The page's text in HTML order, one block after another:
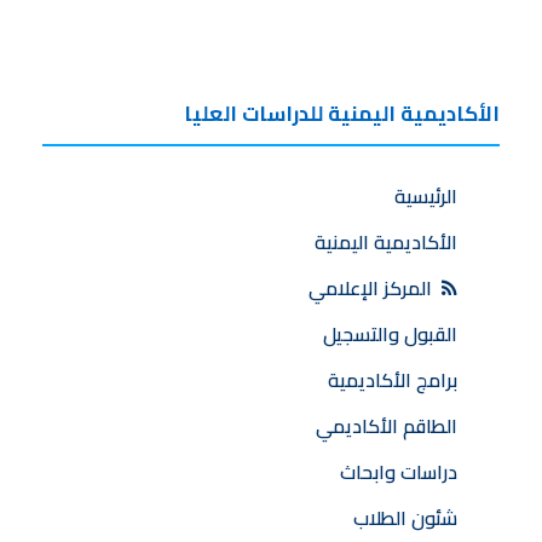
الأكاديمية اليمنية للدراسات العليا
الرئيسية
الأكاديمية اليمنية
المركز الإعلامي
القبول والتسجيل
برامج الأكاديمية
الطاقم الأكاديمي
دراسات وابحاث
شئون الطلاب